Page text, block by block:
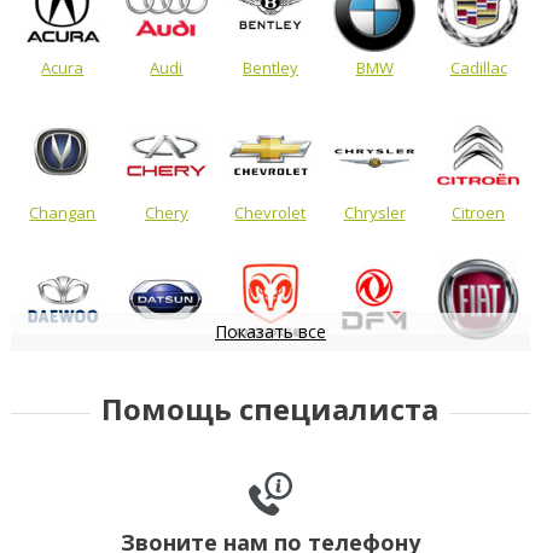
Acura Audi Bentley BMW Cadillac
Changan Chery Chevrolet Chrysler Citroen
Показать все
Помощь специалиста
Звоните нам по телефону